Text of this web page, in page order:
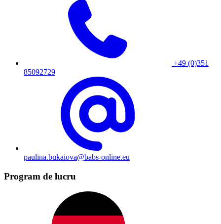
+49 (0)351
85092729
paulina.bukaiova@babs-online.eu
Program de lucru